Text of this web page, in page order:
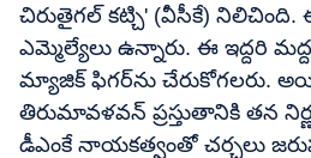
చిరుతైగల్ కట్చి' (వీసీకే) నిలిచింది.
ఎమ్మెల్యేలు ఉన్నారు. ఈ ఇద్దరి
మ్యాజిక్ ఫిగర్‌ను చేరుకోగలరు.
తిరుమావళవన్ ప్రస్తుతానికి తన
డీఎంకే నాయకత్వంతో చర్చలు